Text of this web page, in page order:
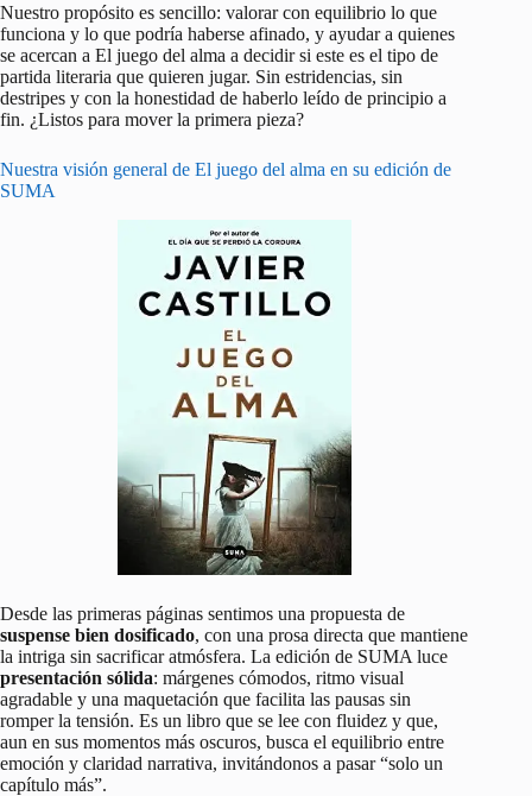
Nuestro propósito es sencillo: valorar con equilibrio lo que
funciona y lo que podría haberse afinado, y ayudar a quienes
se acercan a El juego del alma a decidir si este es el tipo de
partida literaria que quieren jugar. Sin estridencias, sin
destripes y con la honestidad de haberlo leído de principio a
fin. ¿Listos para mover la primera pieza?
Nuestra visión general de El juego del alma en su edición de
SUMA
Desde las primeras páginas sentimos una propuesta de
suspense bien dosificado, con una prosa directa que mantiene
la intriga sin sacrificar atmósfera. La edición de SUMA luce
presentación sólida: márgenes cómodos, ritmo visual
agradable y una maquetación que facilita las pausas sin
romper la tensión. Es un libro que se lee con fluidez y que,
aun en sus momentos más oscuros, busca el equilibrio entre
emoción y claridad narrativa, invitándonos a pasar “solo un
capítulo más”.